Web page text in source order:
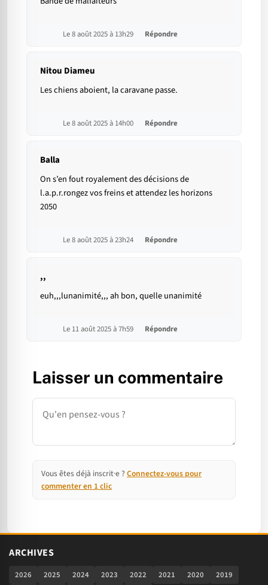
Le 8 août 2025 à 13h29 Répondre
Nitou Diameu
Les chiens aboient, la caravane passe.
Le 8 août 2025 à 14h00 Répondre
Balla
On s’en fout royalement des décisions de
l.a.p.r.rongez vos freins et attendez les horizons
2050
Le 8 août 2025 à 23h24 Répondre
,,
euh,,,lunanimité,,, ah bon, quelle unanimité
Le 11 août 2025 à 7h59 Répondre
Laisser un commentaire
Commentaire
Vous êtes déjà inscrit·e ? Connectez-vous pour
commenter en 1 clic
ARCHIVES
2026 2025 2024 2023 2022 2021 2020
2019